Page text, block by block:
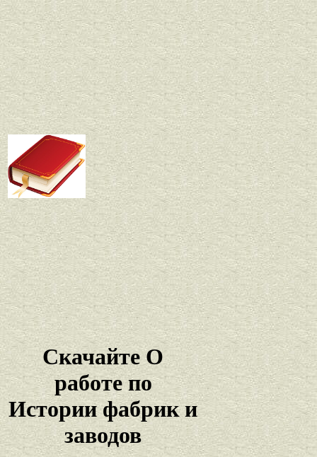
Скачайте О
работе по
Истории фабрик и
заводов